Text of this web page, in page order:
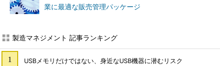
業に最適な販売管理パッケージ
製造マネジメント 記事ランキング
USBメモリだけではない、身近なUSB機器に潜むリスク